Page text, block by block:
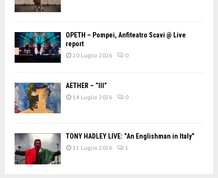
OPETH – Pompei, Anfiteatro Scavi @ Live
report
20 Luglio 2026 0
AETHER – “III”
14 Luglio 2026 0
TONY HADLEY LIVE: “An Englishman in Italy”
11 Luglio 2026 1